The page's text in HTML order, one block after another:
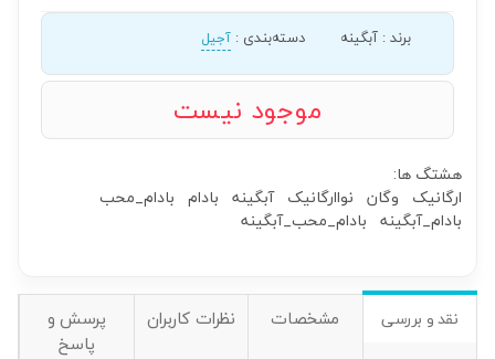
برند: آبگینه دسته‌بندی : آجیل
موجود نیست
هشتگ ها:
ارگانیک وگان نواارگانیک آبگینه بادام بادام_محب
بادام_آبگینه بادام_محب_آبگینه
نقد و بررسی مشخصات نظرات کاربران
پرسش و
پاسخ